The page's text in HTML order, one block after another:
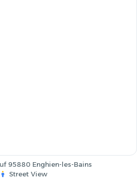
95880 Enghien-les-Bains
Street View